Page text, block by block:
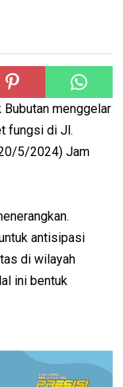
menggelar
fungsi di Jl.
5/2024) Jam
antisipasi
di wilayah
ini bentuk